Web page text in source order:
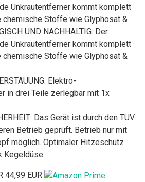
Unkrautentferner kommt komplett
chemische Stoffe wie Glyphosat &
UND NACHHALTIG: Der
Unkrautentferner kommt komplett
chemische Stoffe wie Glyphosat &
Elektro-
in drei Teile zerlegbar mit 1x
Das Gerät ist durch den TÜV
Betrieb geprüft. Betrieb nur mit
möglich. Optimaler Hitzeschutz
Kegeldüse.
44,99 EUR